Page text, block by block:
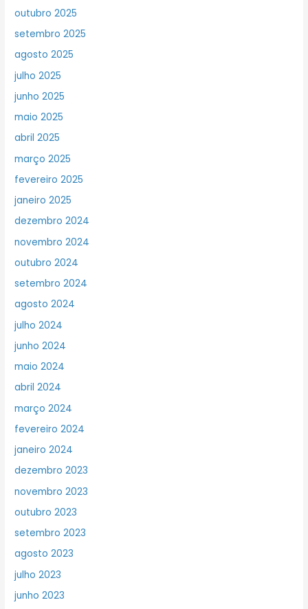
outubro 2025
setembro 2025
agosto 2025
julho 2025
junho 2025
maio 2025
abril 2025
março 2025
fevereiro 2025
janeiro 2025
dezembro 2024
novembro 2024
outubro 2024
setembro 2024
agosto 2024
julho 2024
junho 2024
maio 2024
abril 2024
março 2024
fevereiro 2024
janeiro 2024
dezembro 2023
novembro 2023
outubro 2023
setembro 2023
agosto 2023
julho 2023
junho 2023